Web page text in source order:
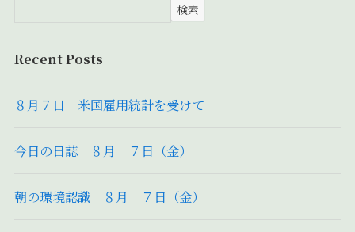
検索
Recent Posts
８月７日 米国雇用統計を受けて
今日の日誌 ８月 ７日（金）
朝の環境認識 ８月 ７日（金）